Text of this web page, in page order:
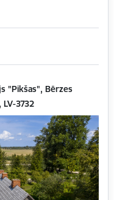
"Pikšas", Bērzes
3732